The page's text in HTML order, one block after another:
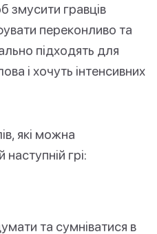
змусити гравців
переконливо та
підходять для
і хочуть інтенсивних
які можна
грі:
та сумніватися в